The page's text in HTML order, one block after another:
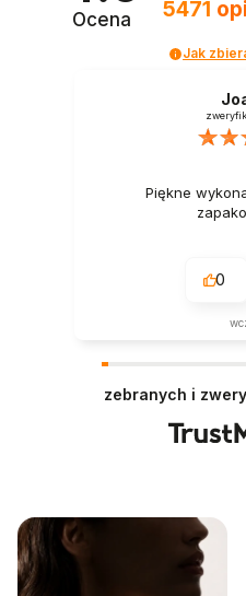
Ocena
5471
Jak
Piękne
0
zebranych i